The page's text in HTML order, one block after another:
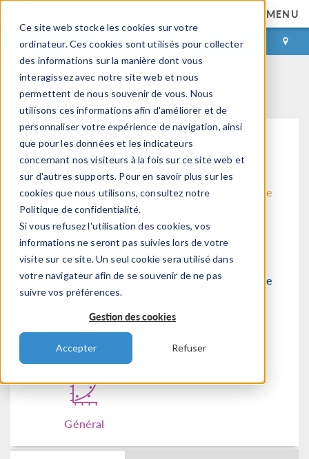
Ce site web stocke les cookies sur votre
ordinateur. Ces cookies sont utilisés pour collecter
des informations sur la manière dont vous
interagissez avec notre site web et nous
permettent de nous souvenir de vous. Nous
utilisons ces informations afin d'améliorer et de
personnaliser votre expérience de navigation, ainsi
que pour les données et les indicateurs
concernant nos visiteurs à la fois sur ce site web et
sur d'autres supports. Pour en savoir plus sur les
cookies que nous utilisons, consultez notre
Politique de confidentialité.
Si vous refusez l'utilisation des cookies, vos
informations ne seront pas suivies lors de votre
visite sur ce site. Un seul cookie sera utilisé dans
votre navigateur afin de se souvenir de ne pas
suivre vos préférences.
Gestion des cookies
Accepter Refuser
MENU
CONNEXION CONTACT
Evènements
Méthodologie de
modélisation
Electromagnétisme
Structure & acoustique Fluide & thermique
Chimie Interfaces
Général